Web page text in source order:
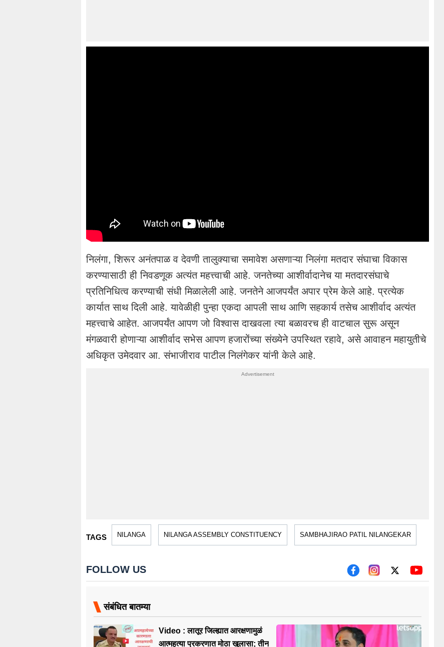
निलंगा, शिरूर अनंतपाळ व देवणी तालुक्याचा समावेश असणाऱ्या निलंगा मतदार संघाचा विकास
करण्यासाठी ही निवडणूक अत्यंत महत्त्वाची आहे. जनतेच्या आशीर्वादानेच या मतदारसंघाचे
प्रतिनिधित्व करण्याची संधी मिळालेली आहे. जनतेने आजपर्यंत अपार प्रेम केले आहे. प्रत्येक
कार्यात साथ दिली आहे. यावेळीही पुन्हा एकदा आपली साथ आणि सहकार्य तसेच आशीर्वाद अत्यंत
महत्त्वाचे आहेत. आजपर्यंत आपण जो विश्वास दाखवला त्या बळावरच ही वाटचाल सुरू असून
मंगळवारी होणाऱ्या आशीर्वाद सभेस आपण हजारोंच्या संख्येने उपस्थित रहावे, असे आवाहन महायुतीचे
अधिकृत उमेदवार आ. संभाजीराव पाटील निलंगेकर यांनी केले आहे.
TAGS NILANGA NILANGA ASSEMBLY CONSTITUENCY SAMBHAJIRAO PATIL NILANGEKAR
FOLLOW US
संबंधित बातम्या
Video : लातूर जिल्ह्यात आरक्षणामुळं
आत्महत्या प्रकरणात मोठा खुलासा; तीन